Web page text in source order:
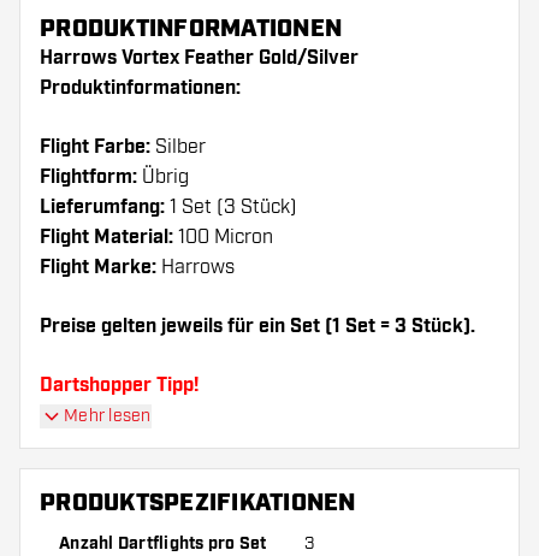
PRODUKTINFORMATIONEN
Harrows Vortex Feather Gold/Silver
Produktinformationen:
Flight Farbe: Silber
Flightform: Übrig
Lieferumfang: 1 Set (3 Stück)
Flight Material: 100 Micron
Flight Marke: Harrows
Preise gelten jeweils für ein Set (1 Set = 3 Stück).
Dartshopper Tipp!
Sorgen Sie für genügend Ersatz Flights und
abnutzen oder brechen.
Mehr lesen
PRODUKTSPEZIFIKATIONEN
Anzahl Dartflights pro Set 3